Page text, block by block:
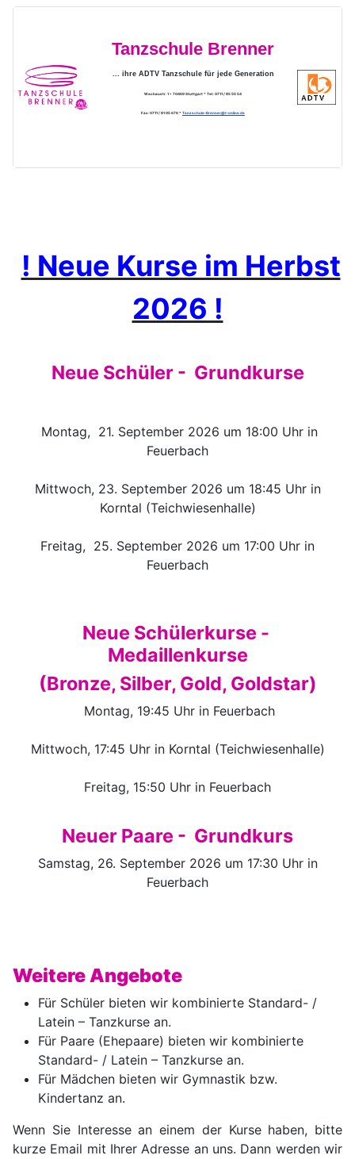
Tanzschule Brenner
... ihre ADTV Tanzschule für jede Generation
Wachaustr. 1 * 70469 Stuttgart * Tel.: 0711 / 85 55 54
Fax: 0711 / 81 05 676 * Tanzschule-Brenner@t-online.de
! Neue Kurse im Herbst
2026 !
Neue Schüler - Grundkurse
Montag, 21. September 2026 um 18:00 Uhr in
Feuerbach
Mittwoch, 23. September 2026 um 18:45 Uhr in
Korntal (Teichwiesenhalle)
Freitag, 25. September 2026 um 17:00 Uhr in
Feuerbach
Neue Schülerkurse -
Medaillenkurse
(Bronze, Silber, Gold, Goldstar)
Montag, 19:45 Uhr in Feuerbach
Mittwoch, 17:45 Uhr in Korntal (Teichwiesenhalle)
Freitag, 15:50 Uhr in Feuerbach
Neuer Paare - Grundkurs
Samstag, 26. September 2026 um 17:30 Uhr in
Feuerbach
Weitere Angebote
Für Schüler bieten wir kombinierte Standard- /
Latein – Tanzkurse an.
Für Paare (Ehepaare) bieten wir kombinierte
Standard- / Latein – Tanzkurse an.
Für Mädchen bieten wir Gymnastik bzw.
Kindertanz an.
Wenn Sie Interesse an einem der Kurse haben, bitte
kurze Email mit Ihrer Adresse an uns. Dann werden wir